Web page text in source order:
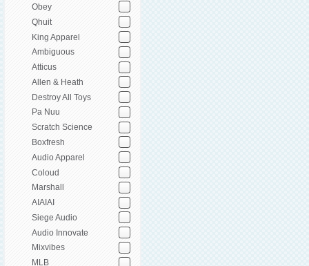
Obey
Qhuit
King Apparel
Ambiguous
Atticus
Allen & Heath
Destroy All Toys
Pa Nuu
Scratch Science
Boxfresh
Audio Apparel
Coloud
Marshall
AIAIAI
Siege Audio
Audio Innovate
Mixvibes
MLB